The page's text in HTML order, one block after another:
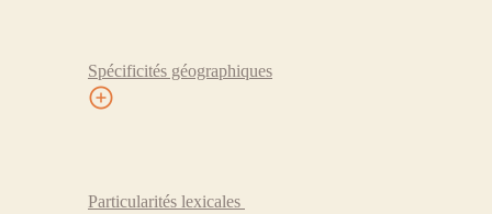
Spécificités géographiques
Particularités lexicales